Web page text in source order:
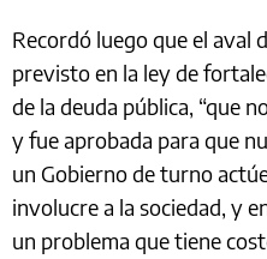
Recordó luego que el aval
previsto en la ley de
de la deuda pública, “que
y fue aprobada para que
un Gobierno de turno
involucre a la sociedad, y
un problema que tiene